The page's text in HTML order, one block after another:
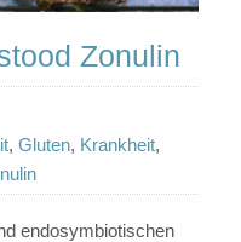
Zonulin
, Gluten, Krankheit,
endosymbiotischen